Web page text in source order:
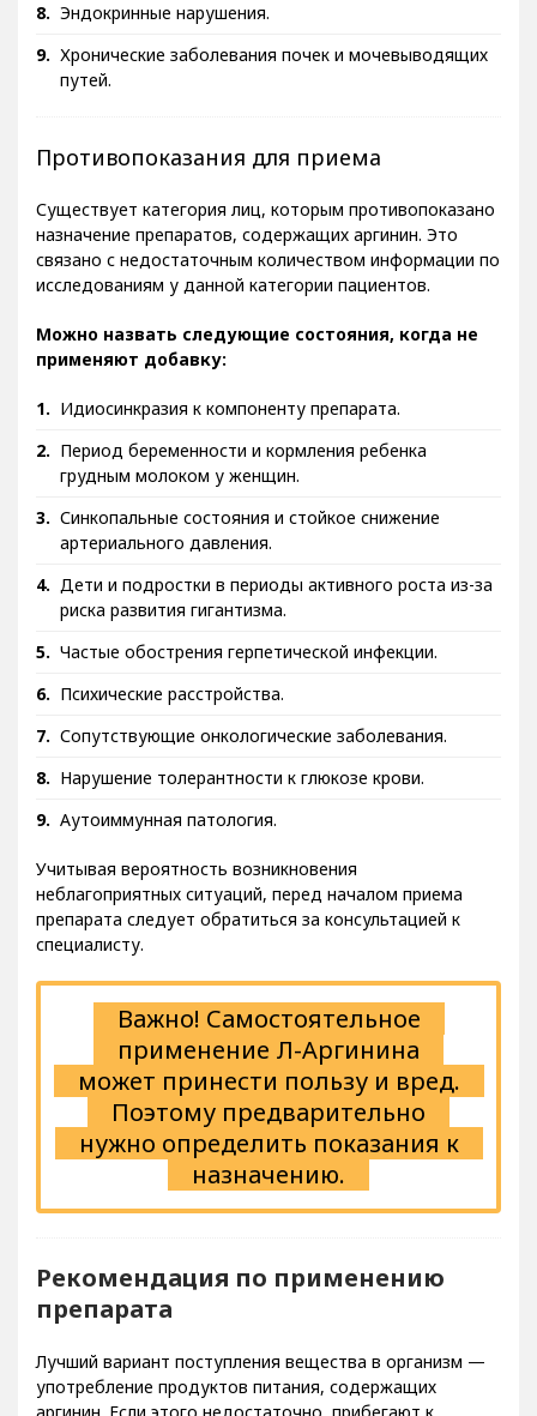
Эндокринные нарушения.
Хронические заболевания почек и мочевыводящих
путей.
Противопоказания для приема
Существует категория лиц, которым противопоказано
назначение препаратов, содержащих аргинин. Это
связано с недостаточным количеством информации по
исследованиям у данной категории пациентов.
Можно назвать следующие состояния, когда не
применяют добавку:
Идиосинкразия к компоненту препарата.
Период беременности и кормления ребенка
грудным молоком у женщин.
Синкопальные состояния и стойкое снижение
артериального давления.
Дети и подростки в периоды активного роста из-за
риска развития гигантизма.
Частые обострения герпетической инфекции.
Психические расстройства.
Сопутствующие онкологические заболевания.
Нарушение толерантности к глюкозе крови.
Аутоиммунная патология.
Учитывая вероятность возникновения
неблагоприятных ситуаций, перед началом приема
препарата следует обратиться за консультацией к
специалисту.
Важно! Самостоятельное
применение Л-Аргинина
может принести пользу и вред.
Поэтому предварительно
нужно определить показания к
назначению.
Рекомендация по применению
препарата
Лучший вариант поступления вещества в организм —
употребление продуктов питания, содержащих